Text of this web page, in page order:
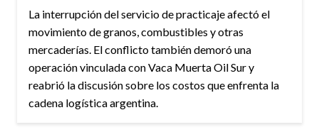
La interrupción del servicio de practicaje afectó el
movimiento de granos, combustibles y otras
mercaderías. El conflicto también demoró una
operación vinculada con Vaca Muerta Oil Sur y
reabrió la discusión sobre los costos que enfrenta la
cadena logística argentina.